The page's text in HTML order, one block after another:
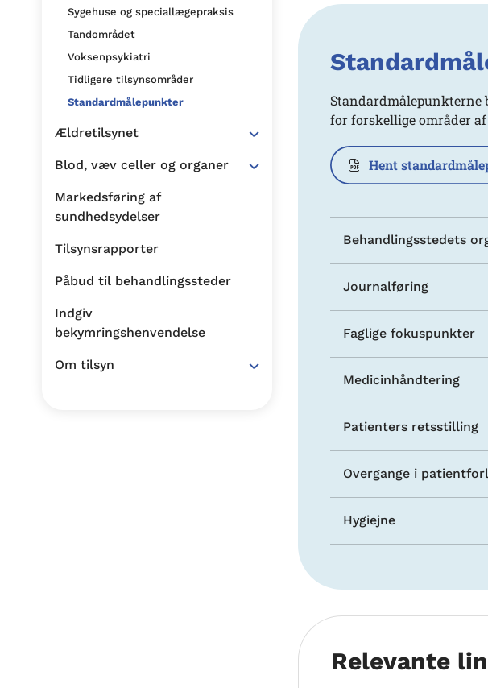
Sygehuse og speciallægepraksis
Tandområdet
Voksenpsykiatri
Tidligere tilsynsområder
Standardmålepunkter
Ældretilsynet
Blod, væv celler og organer
Markedsføring af
sundhedsydelser
Tilsynsrapporter
Påbud til behandlingssteder
Indgiv
bekymringshenvendelse
Om tilsyn
Standardmålepunkterne
for forskellige områder
Hent
Behandlingsstedets
Journalføring
Faglige fokuspunkter
Medicinhåndtering
Patienters retsstilling
Overgange i
Hygiejne
Relevante